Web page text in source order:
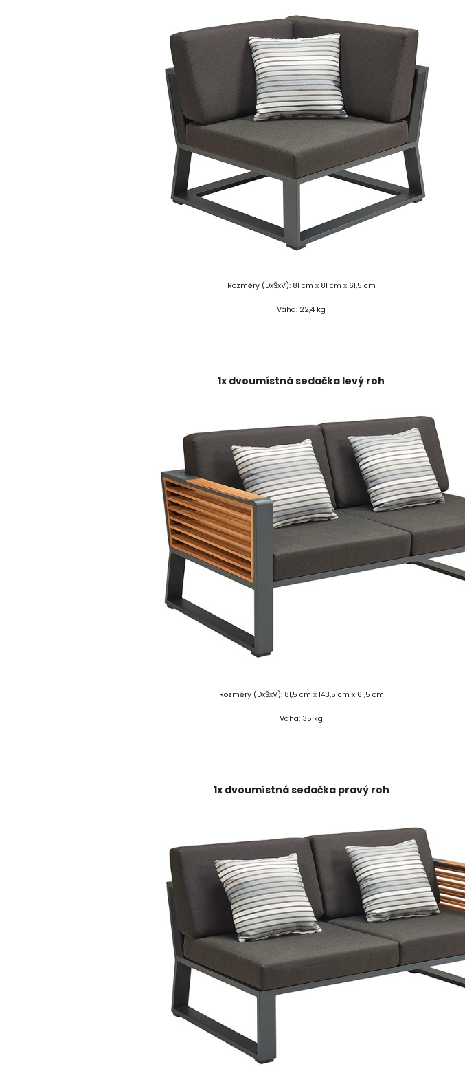
Rozměry (DxŠxV): 81 cm x 81 cm x 61,5 cm
Váha: 22,4 kg
1x dvoumístná sedačka levý roh
Rozměry (DxŠxV): 81,5 cm x 143,5 cm x 61,5 cm
Váha: 35 kg
1x dvoumístná sedačka pravý roh